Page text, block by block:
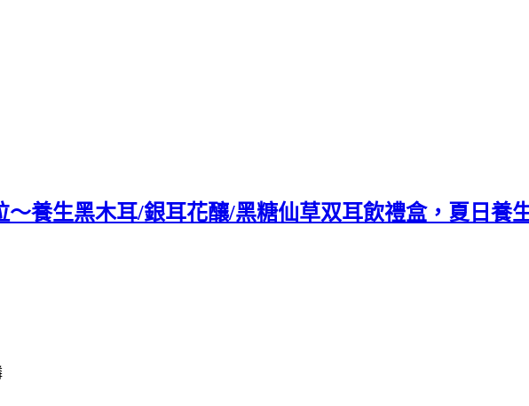
養生黑木耳/銀耳花釀/黑糖仙草双耳飲禮盒，夏日養